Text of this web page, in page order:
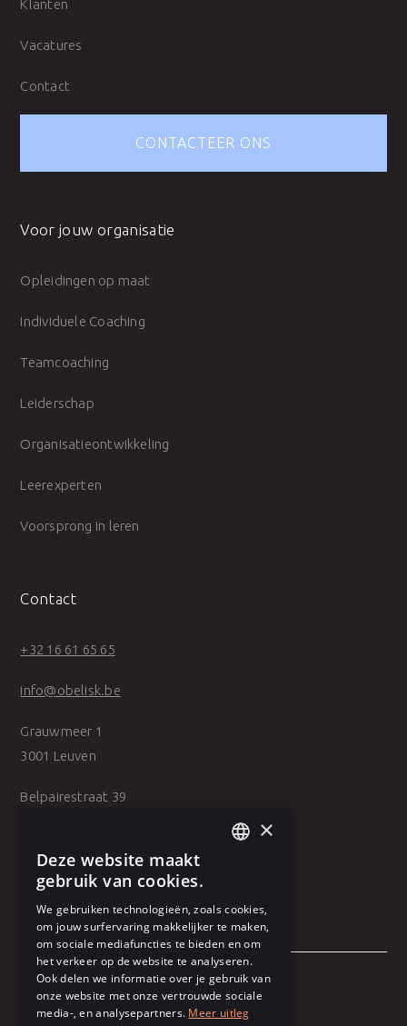
Klanten
Vacatures
Contact
CONTACTEER ONS
Voor jouw organisatie
Opleidingen op maat
Individuele Coaching
Teamcoaching
Leiderschap
Organisatieontwikkeling
Leerexperten
Voorsprong in leren
Contact
+32 16 61 65 65
info@obelisk.be
Grauwmeer 1
3001 Leuven
Belpairestraat 39
Algemene voorwaarden
FRENCH
×
Deze website maakt
gebruik van cookies.
We gebruiken technologieën, zoals cookies,
om jouw surfervaring makkelijker te maken,
om sociale mediafuncties te bieden en om
het verkeer op de website te analyseren.
Ook delen we informatie over je gebruik van
onze website met onze vertrouwde sociale
media-, en analysepartners. Meer uitleg